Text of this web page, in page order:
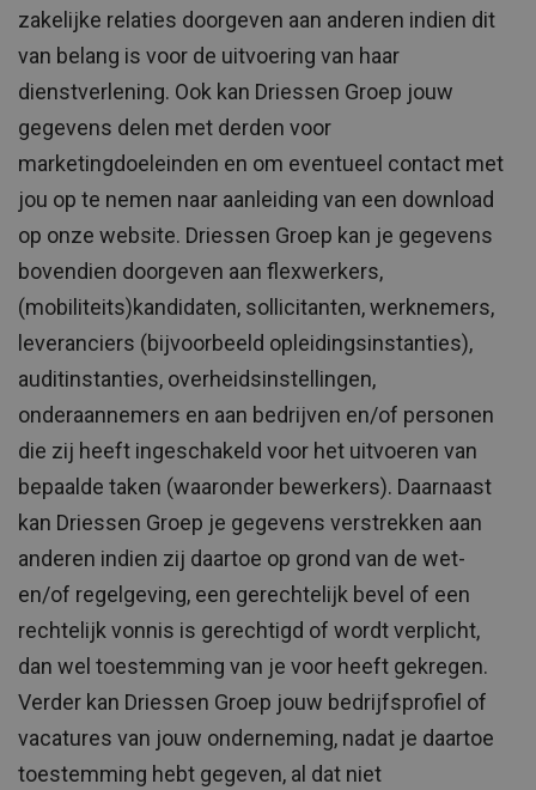
zakelijke relaties doorgeven aan anderen indien dit
van belang is voor de uitvoering van haar
dienstverlening. Ook kan Driessen Groep jouw
gegevens delen met derden voor
marketingdoeleinden en om eventueel contact met
jou op te nemen naar aanleiding van een download
op onze website. Driessen Groep kan je gegevens
bovendien doorgeven aan flexwerkers,
(mobiliteits)kandidaten, sollicitanten, werknemers,
leveranciers (bijvoorbeeld opleidingsinstanties),
auditinstanties, overheidsinstellingen,
onderaannemers en aan bedrijven en/of personen
die zij heeft ingeschakeld voor het uitvoeren van
bepaalde taken (waaronder bewerkers). Daarnaast
kan Driessen Groep je gegevens verstrekken aan
anderen indien zij daartoe op grond van de wet-
en/of regelgeving, een gerechtelijk bevel of een
rechtelijk vonnis is gerechtigd of wordt verplicht,
dan wel toestemming van je voor heeft gekregen.
Verder kan Driessen Groep jouw bedrijfsprofiel of
vacatures van jouw onderneming, nadat je daartoe
toestemming hebt gegeven, al dat niet